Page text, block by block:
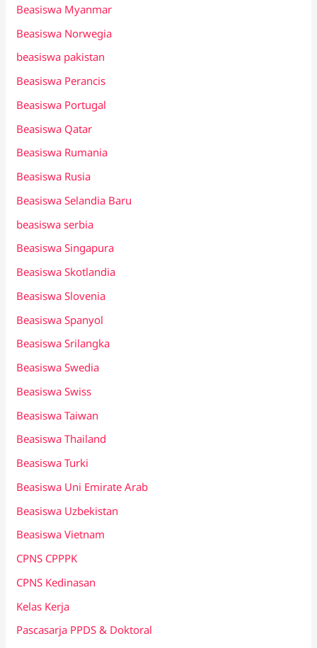
Beasiswa Myanmar
Beasiswa Norwegia
beasiswa pakistan
Beasiswa Perancis
Beasiswa Portugal
Beasiswa Qatar
Beasiswa Rumania
Beasiswa Rusia
Beasiswa Selandia Baru
beasiswa serbia
Beasiswa Singapura
Beasiswa Skotlandia
Beasiswa Slovenia
Beasiswa Spanyol
Beasiswa Srilangka
Beasiswa Swedia
Beasiswa Swiss
Beasiswa Taiwan
Beasiswa Thailand
Beasiswa Turki
Beasiswa Uni Emirate Arab
Beasiswa Uzbekistan
Beasiswa Vietnam
CPNS CPPPK
CPNS Kedinasan
Kelas Kerja
Pascasarja PPDS & Doktoral